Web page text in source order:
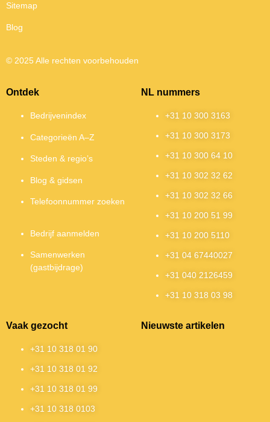
Sitemap
Blog
© 2025 Alle rechten voorbehouden
Ontdek
Bedrijvenindex
Categorieën A–Z
Steden & regio’s
Blog & gidsen
Telefoonnummer zoeken
Bedrijf aanmelden
Samenwerken
(gastbijdrage)
NL nummers
+31 10 300 3163
+31 10 300 3173
+31 10 300 64 10
+31 10 302 32 62
+31 10 302 32 66
+31 10 200 51 99
+31 10 200 5110
+31 04 67440027
+31 040 2126459
+31 10 318 03 98
Vaak gezocht
+31 10 318 01 90
+31 10 318 01 92
+31 10 318 01 99
+31 10 318 0103
Nieuwste artikelen